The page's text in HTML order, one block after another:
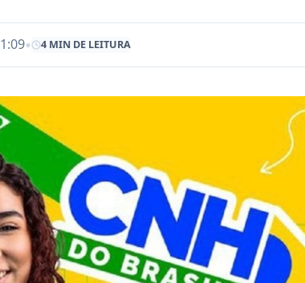
• 4 MIN DE LEITURA